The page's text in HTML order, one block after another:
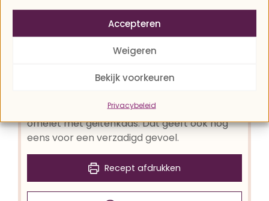
Accepteren
Weigeren
Bekijk voorkeuren
Privacybeleid
geitenkaas en appel
Appels eten als je koolhydraatarm eet? Kan
koolhydraatarme ingrediënten in deze
omelet met geitenkaas. Dat geeft ook nog
eens voor een verzadigd gevoel.
Recept afdrukken